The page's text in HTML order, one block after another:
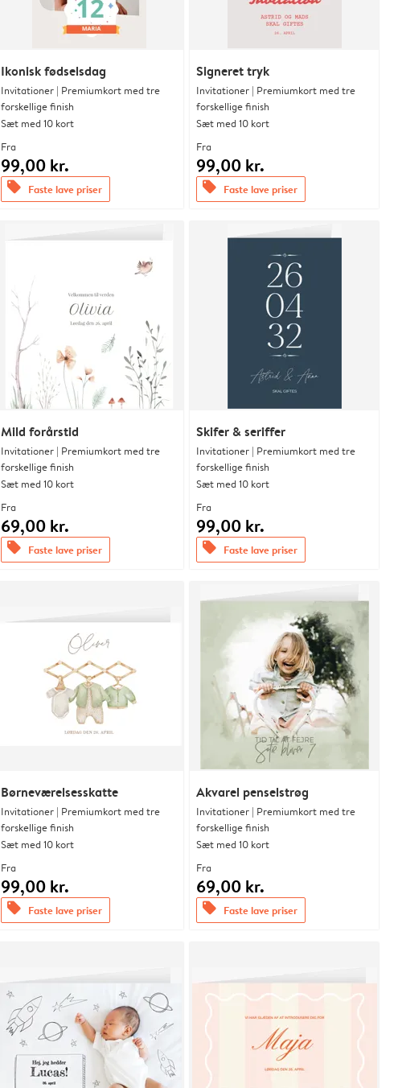
Ikonisk fødselsdag
Invitationer | Premiumkort med tre
forskellige finish
Sæt med 10 kort
Fra
99,00 kr.
offers Faste lave priser
Signeret tryk
Invitationer | Premiumkort med tre
forskellige finish
Sæt med 10 kort
Fra
99,00 kr.
offers Faste lave priser
Mild forårstid
Invitationer | Premiumkort med tre
forskellige finish
Sæt med 10 kort
Fra
69,00 kr.
offers Faste lave priser
Skifer & seriffer
Invitationer | Premiumkort med tre
forskellige finish
Sæt med 10 kort
Fra
99,00 kr.
offers Faste lave priser
Børneværelsesskatte
Invitationer | Premiumkort med tre
forskellige finish
Sæt med 10 kort
Fra
99,00 kr.
offers Faste lave priser
Akvarel penselstrøg
Invitationer | Premiumkort med tre
forskellige finish
Sæt med 10 kort
Fra
69,00 kr.
offers Faste lave priser